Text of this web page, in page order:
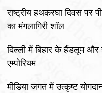
राष्ट्रीय हथकरघा दिवस पर
का मंगलागिरी शॉल
दिल्ली में बिहार के हैंडलूम और
एम्पोरियम
मीडिया जगत में उत्कृष्ट